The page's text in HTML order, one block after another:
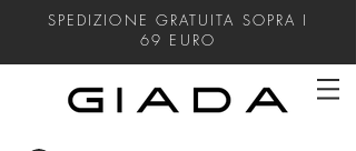
SPEDIZIONE GRATUITA SOPRA I
69 EURO